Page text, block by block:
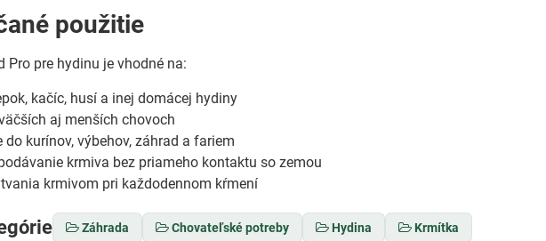
použitie
Pro pre hydinu je vhodné na:
kačíc, husí a inej domácej hydiny
aj menších chovoch
do kurínov, výbehov, záhrad a fariem
krmiva bez priameho kontaktu so zemou
krmivom pri každodennom kŕmení
Záhrada Chovateľské potreby Hydina Krmítka